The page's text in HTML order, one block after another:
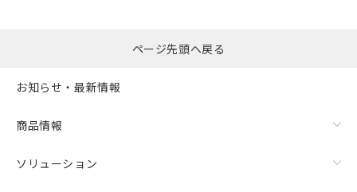
ページ先頭へ戻る
お知らせ・最新情報
商品情報
ソリューション